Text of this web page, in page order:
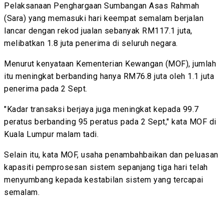
Pelaksanaan Penghargaan Sumbangan Asas Rahmah
(Sara) yang memasuki hari keempat semalam berjalan
lancar dengan rekod jualan sebanyak RM117.1 juta,
melibatkan 1.8 juta penerima di seluruh negara.
Menurut kenyataan Kementerian Kewangan (MOF), jumlah
itu meningkat berbanding hanya RM76.8 juta oleh 1.1 juta
penerima pada 2 Sept.
"Kadar transaksi berjaya juga meningkat kepada 99.7
peratus berbanding 95 peratus pada 2 Sept," kata MOF di
Kuala Lumpur malam tadi.
Selain itu, kata MOF, usaha penambahbaikan dan peluasan
kapasiti pemprosesan sistem sepanjang tiga hari telah
menyumbang kepada kestabilan sistem yang tercapai
semalam.